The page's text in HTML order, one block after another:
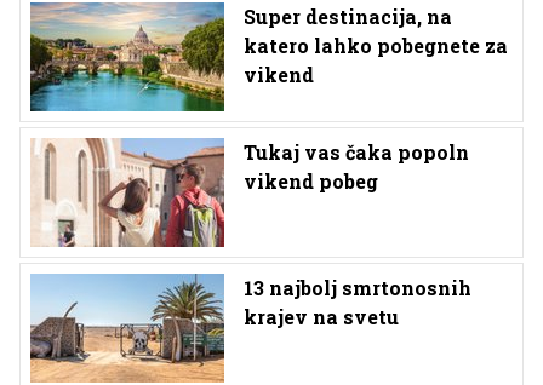
Super destinacija, na
katero lahko pobegnete za
vikend
Tukaj vas čaka popoln
vikend pobeg
13 najbolj smrtonosnih
krajev na svetu